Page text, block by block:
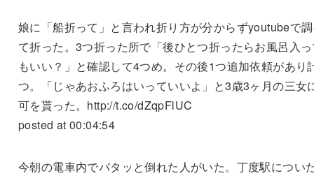
娘に「船折って」と言われ折り方が分からずyoutubeで
て折った。3つ折った所で「後ひとつ折ったらお風呂入
もいい？」と確認して4つめ。その後1つ追加依頼があり
つ。「じゃあおふろはいっていいよ」と3歳3ヶ月の三女
可を貰った。http://t.co/dZqpFlUC
posted at 00:04:54
今朝の電車内でバタッと倒れた人がいた。丁度駅につい